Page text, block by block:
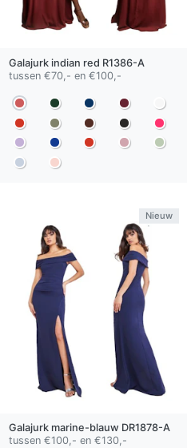
Galajurk indian red R1386-A
tussen €70,- en €100,-
Nieuw
Galajurk marine-blauw DR1878-A
tussen €100,- en €130,-